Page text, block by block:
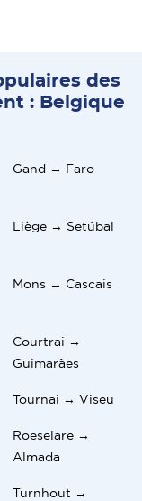
des
: Belgique
Gand → Faro
Liège → Setúbal
Mons → Cascais
Courtrai →
Guimarães
Tournai → Viseu
Roeselare →
Almada
Turnhout →